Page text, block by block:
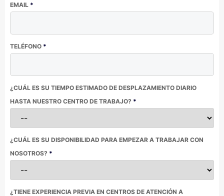
EMAIL *
TELÉFONO *
¿CUÁL ES SU TIEMPO ESTIMADO DE DESPLAZAMIENTO DIARIO
HASTA NUESTRO CENTRO DE TRABAJO? *
¿CUÁL ES SU DISPONIBILIDAD PARA EMPEZAR A TRABAJAR CON
NOSOTROS? *
¿TIENE EXPERIENCIA PREVIA EN CENTROS DE ATENCIÓN A